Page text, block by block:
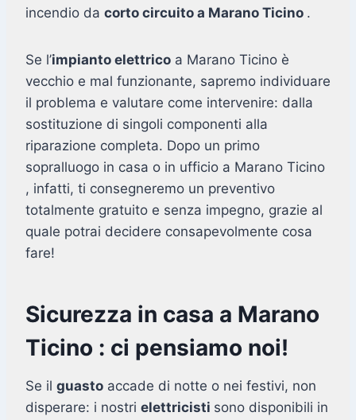
incendio da corto circuito a Marano Ticino .
Se l’impianto elettrico a Marano Ticino è
vecchio e mal funzionante, sapremo individuare
il problema e valutare come intervenire: dalla
sostituzione di singoli componenti alla
riparazione completa. Dopo un primo
sopralluogo in casa o in ufficio a Marano Ticino
, infatti, ti consegneremo un preventivo
totalmente gratuito e senza impegno, grazie al
quale potrai decidere consapevolmente cosa
fare!
Sicurezza in casa a Marano
Ticino : ci pensiamo noi!
Se il guasto accade di notte o nei festivi, non
disperare: i nostri elettricisti sono disponibili in